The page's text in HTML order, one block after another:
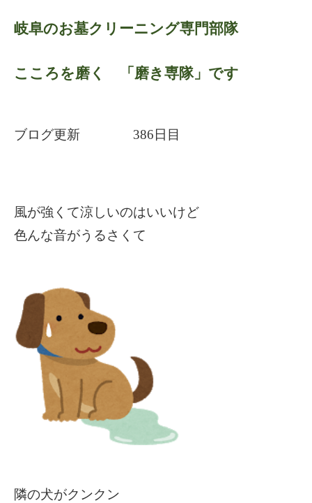
岐阜のお墓クリーニング専門部隊
こころを磨く 「磨き専隊」です
ブログ更新 386日目
風が強くて涼しいのはいいけど
色んな音がうるさくて
隣の犬がクンクン